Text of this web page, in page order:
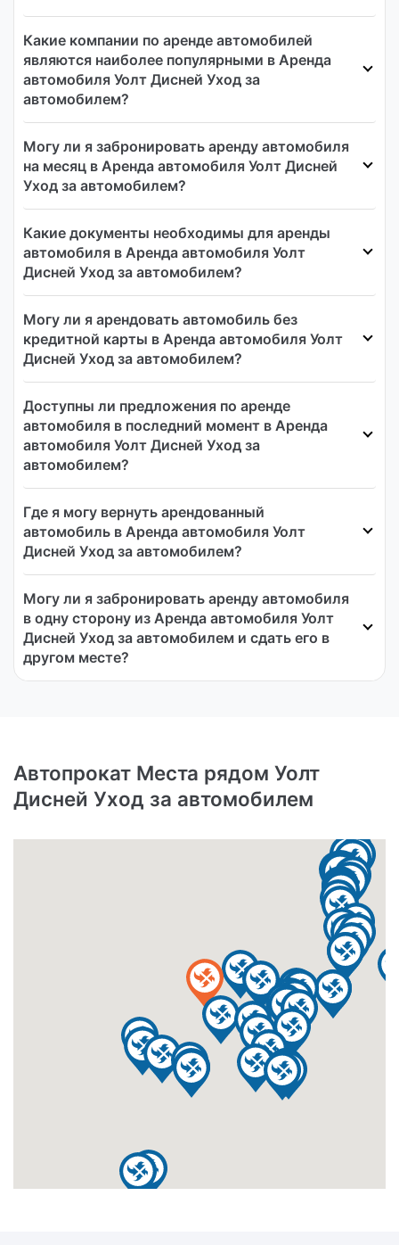
Какие компании по аренде автомобилей
являются наиболее популярными в Аренда
автомобиля Уолт Дисней Уход за
автомобилем?
Могу ли я забронировать аренду автомобиля
на месяц в Аренда автомобиля Уолт Дисней
Уход за автомобилем?
Какие документы необходимы для аренды
автомобиля в Аренда автомобиля Уолт
Дисней Уход за автомобилем?
Могу ли я арендовать автомобиль без
кредитной карты в Аренда автомобиля Уолт
Дисней Уход за автомобилем?
Доступны ли предложения по аренде
автомобиля в последний момент в Аренда
автомобиля Уолт Дисней Уход за
автомобилем?
Где я могу вернуть арендованный
автомобиль в Аренда автомобиля Уолт
Дисней Уход за автомобилем?
Могу ли я забронировать аренду автомобиля
в одну сторону из Аренда автомобиля Уолт
Дисней Уход за автомобилем и сдать его в
другом месте?
Автопрокат Места рядом Уолт
Дисней Уход за автомобилем